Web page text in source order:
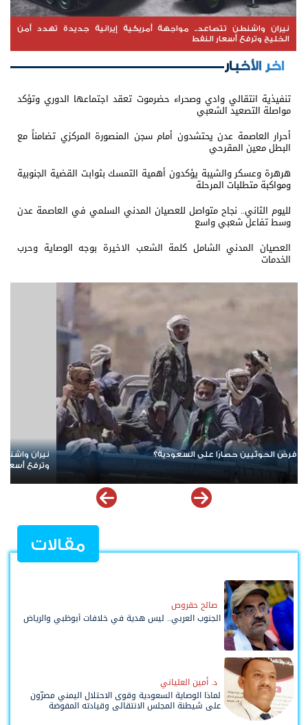
نيران واشنطن تتصاعد.. مواجهة أمريكية إيرانية جديدة تهدد أمن
الخليج وترفع أسعار النفط
اخر الأخبار
تنفيذية انتقالي وادي وصحراء حضرموت تعقد اجتماعها الدوري وتؤكد
مواصلة التصعيد الشعبي
أحرار العاصمة عدن يحتشدون أمام سجن المنصورة المركزي تضامناً مع
البطل معين المقرحي
هرهرة وعسكر والشيبة يؤكدون أهمية التمسك بثوابت القضية الجنوبية
ومواكبة متطلبات المرحلة
لليوم الثاني.. نجاح متواصل للعصيان المدني السلمي في العاصمة عدن
وسط تفاعل شعبي واسع
العصيان المدني الشامل كلمة الشعب الاخيرة بوجه الوصاية وحرب
الخدمات
نيران واشنطن تتصاعد.. مواجهة أمريكية إيرانية جديدة تهدد أمن الخليج
وترفع أسعار النفط
مقالات
صالح حقروص
الجنوب العربي.. ليس هدية في خلافات أبوظبي والرياض
د. أمين العلياني
لماذا الوصاية السعودية وقوى الاحتلال اليمني مصرّون
على شيطنة المجلس الانتقالي وقيادته المفوضة